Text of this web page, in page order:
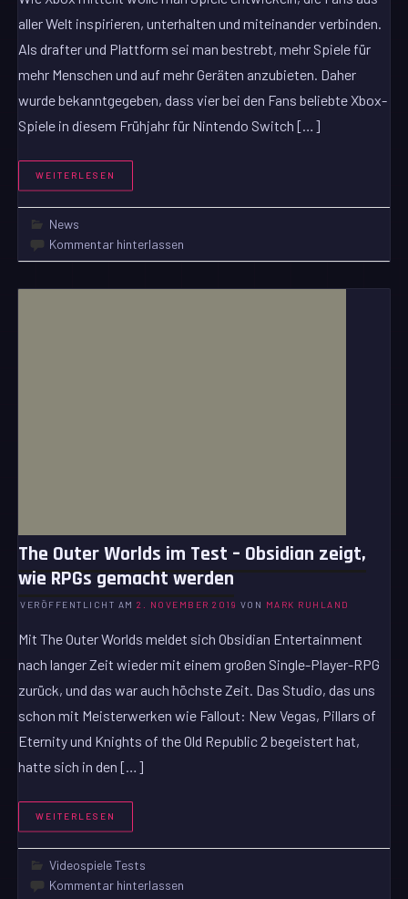
aller Welt inspirieren, unterhalten und miteinander verbinden.
Als drafter und Plattform sei man bestrebt, mehr Spiele für
mehr Menschen und auf mehr Geräten anzubieten. Daher
wurde bekanntgegeben, dass vier bei den Fans beliebte Xbox-
Spiele in diesem Frühjahr für Nintendo Switch […]
WEITERLESEN
News
Kommentar hinterlassen
The Outer Worlds im Test – Obsidian zeigt,
wie RPGs gemacht werden
VERÖFFENTLICHT AM2. NOVEMBER 2019 VON MARK RUHLAND
Mit The Outer Worlds meldet sich Obsidian Entertainment
nach langer Zeit wieder mit einem großen Single-Player-RPG
zurück, und das war auch höchste Zeit. Das Studio, das uns
schon mit Meisterwerken wie Fallout: New Vegas, Pillars of
Eternity und Knights of the Old Republic 2 begeistert hat,
hatte sich in den […]
WEITERLESEN
Videospiele Tests
Kommentar hinterlassen